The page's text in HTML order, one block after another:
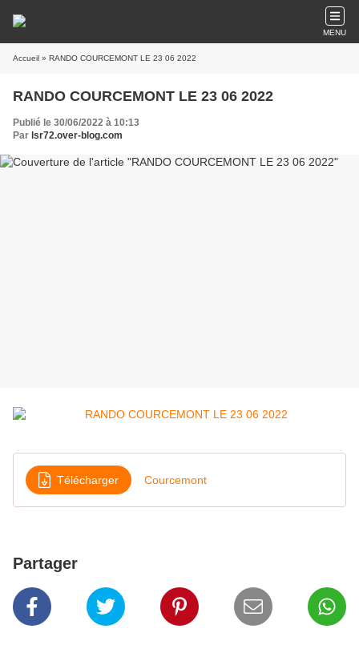
MENU
Accueil » RANDO COURCEMONT LE 23 06 2022
RANDO COURCEMONT LE 23 06 2022
Publié le 30/06/2022 à 10:13
Par lsr72.over-blog.com
Télécharger Courcemont
Partager